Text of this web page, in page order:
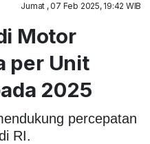
Jumat , 07 Feb 2025, 19:42 WIB
Motor
per Unit
2025
percepatan
RI.